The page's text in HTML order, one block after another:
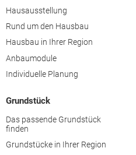
Hausausstellung
Rund um den Hausbau
Hausbau in Ihrer Region
Anbaumodule
Individuelle Planung
Grundstück
Das passende Grundstück
finden
Grundstücke in Ihrer Region